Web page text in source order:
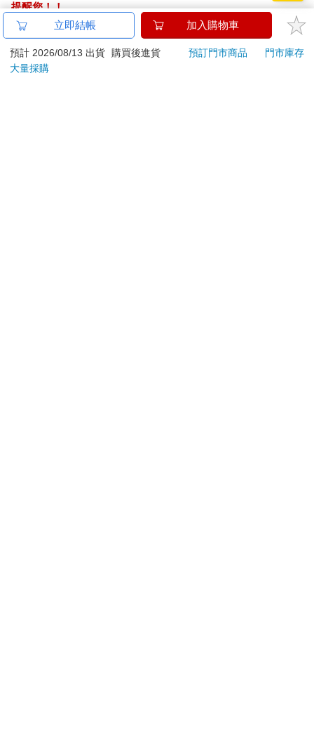
提醒您！！
金石堂及銀行均不會請您操作ATM! 如接獲電話要求您前往
ATM提款機，請不要聽從指示，以免受騙上當！
退換貨須知：
立即結帳 加入購物車
預計 2026/08/13 出貨 購買後進貨 預訂門市商品
門市庫存
大量採購